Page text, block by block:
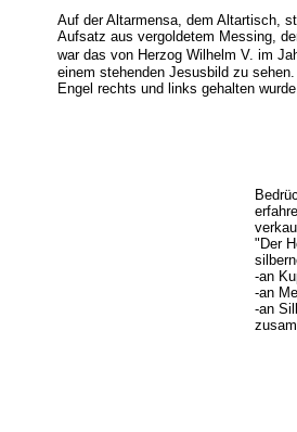
Auf der Altarmensa, dem Altartisch,
Aufsatz aus vergoldetem Messing,
war das von Herzog Wilhelm V. im
einem stehenden Jesusbild zu
Engel rechts und links gehalten
"Der
-an
-an
-an